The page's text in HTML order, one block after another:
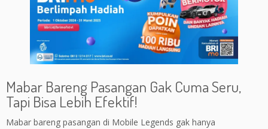
Mabar Bareng Pasangan Gak Cuma Seru,
Tapi Bisa Lebih Efektif!
Mabar bareng pasangan di Mobile Legends gak hanya